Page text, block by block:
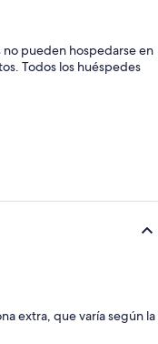
no pueden hospedarse en
Todos los huéspedes
extra, que varía según la